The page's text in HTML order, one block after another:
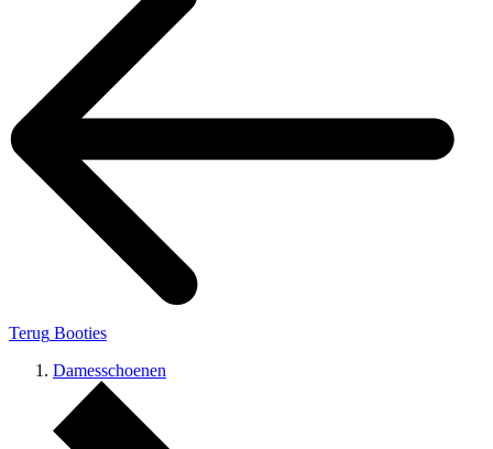
Terug Booties
Damesschoenen